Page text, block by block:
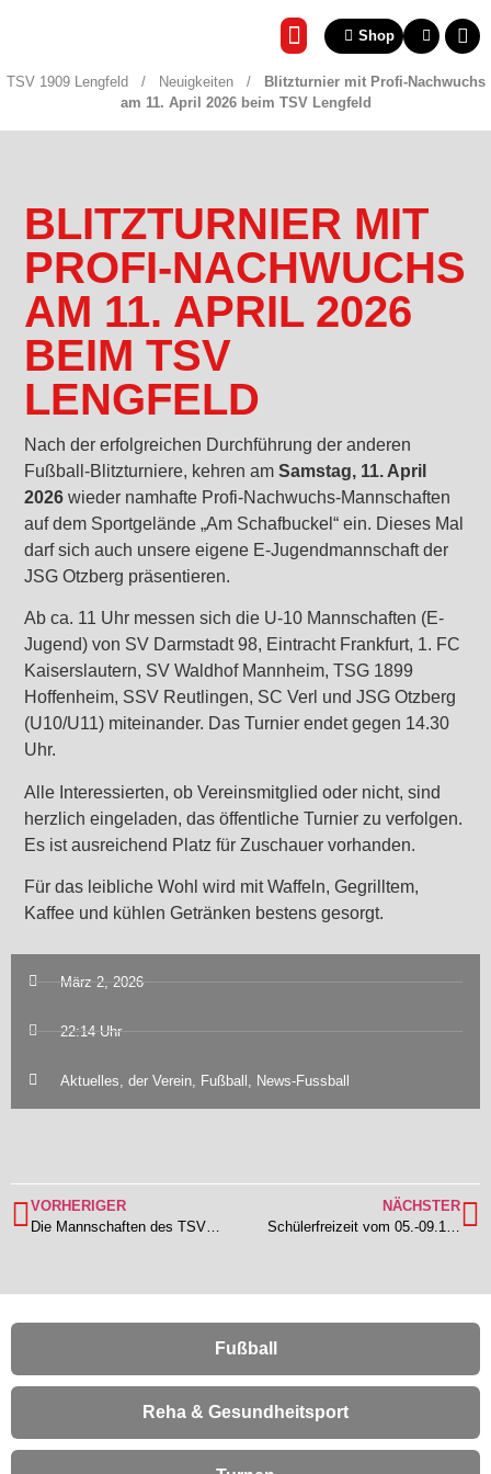
Shop
TSV 1909 Lengfeld / Neuigkeiten/
Blitzturnier mit Profi-Nachwuchs
am 11. April 2026 beim TSV Lengfeld
März 2, 2026
22:14 Uhr
Aktuelles der Verein Fußball News-Fussball
BLITZTURNIER MIT
PROFI-NACHWUCHS
AM 11. APRIL 2026
BEIM TSV
LENGFELD
Nach der erfolgreichen Durchführung der anderen
Fußball-Blitzturniere, kehren amSamstag, 11. April
2026 wieder namhafte Profi-Nachwuchs-Mannschaften
auf dem Sportgelände „Am Schafbuckel“ ein. Dieses Mal
darf sich auch unsere eigene E-Jugendmannschaft der
JSG Otzberg präsentieren.
Ab ca. 11 Uhr messen sich die U-10 Mannschaften (E-
Jugend) von SV Darmstadt 98, Eintracht Frankfurt, 1. FC
Kaiserslautern, SV Waldhof Mannheim, TSG 1899
Hoffenheim, SSV Reutlingen, SC Verl und JSG Otzberg
(U10/U11) miteinander. Das Turnier endet gegen 14.30
Uhr.
Alle Interessierten, ob Vereinsmitglied oder nicht, sind
herzlich eingeladen, das öffentliche Turnier zu verfolgen.
Es ist ausreichend Platz für Zuschauer vorhanden.
Für das leibliche Wohl wird mit Waffeln, Gegrilltem,
Kaffee und kühlen Getränken bestens gesorgt.
VORHERIGER
NÄCHSTER
Fußball
Reha & Gesundheitsport